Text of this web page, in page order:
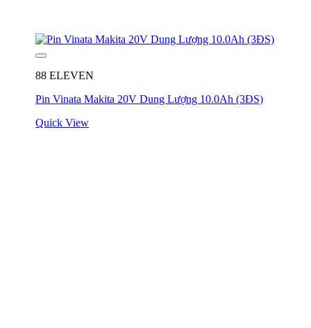
88 ELEVEN
Pin Vinata Makita 20V Dung Lượng 10.0Ah (3ĐS)
Quick View